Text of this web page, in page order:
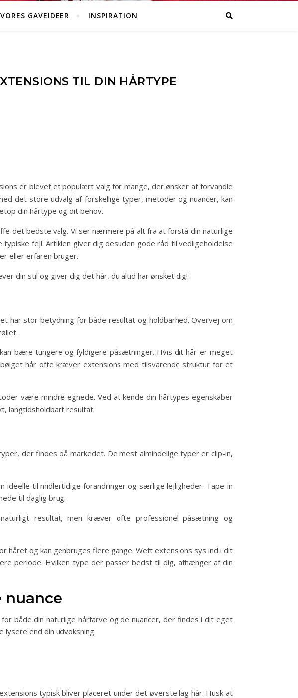
VORES GAVEIDEER INSPIRATION
TIL DIN HÅRTYPE
er blevet et populært valg for mange, der ønsker at forvandle
det store udvalg af forskellige typer, metoder og nuancer, kan
din hårtype og dit behov.
det bedste valg. Vi ser nærmere på alt fra at forstå din naturlige
fejl. Artiklen giver dig desuden gode råd til vedligeholdelse
eller erfaren bruger.
din stil og giver dig det hår, du altid har ønsket dig!
har stor betydning for både resultat og holdbarhed. Overvej om
bære tungere og fyldigere påsætninger. Hvis dit hår er meget
hår ofte kræver extensions med tilsvarende struktur for et
være mindre egnede. Ved at kende din hårtypes egenskaber
langtidsholdbart resultat.
der findes på markedet. De mest almindelige typer er clip-in,
til midlertidige forandringer og særlige lejligheder. Tape-in
til daglig brug.
resultat, men kræver ofte professionel påsætning og
håret og kan genbruges flere gange. Weft extensions sys ind i dit
periode. Hvilken type der passer bedst til dig, afhænger af din
nuance
både din naturlige hårfarve og de nuancer, der findes i dit eget
end din udvoksning.
typisk bliver placeret under det øverste lag hår. Husk at